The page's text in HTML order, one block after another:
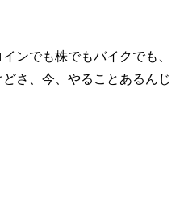
ンでも株でもバイクでも、
さ、今、やることあるんじ